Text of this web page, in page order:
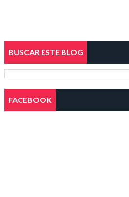
BUSCAR ESTE BLOG
FACEBOOK